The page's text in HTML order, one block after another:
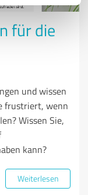
für die
und wissen
frustriert, wenn
Wissen Sie,
kann?
Weiterlesen